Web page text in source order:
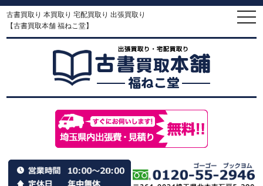
古書買取り 本買取り 宅配買取り 出張買取り
【古書買取本舗 福ねこ堂】